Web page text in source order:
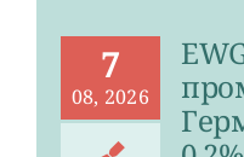
7
08, 2026